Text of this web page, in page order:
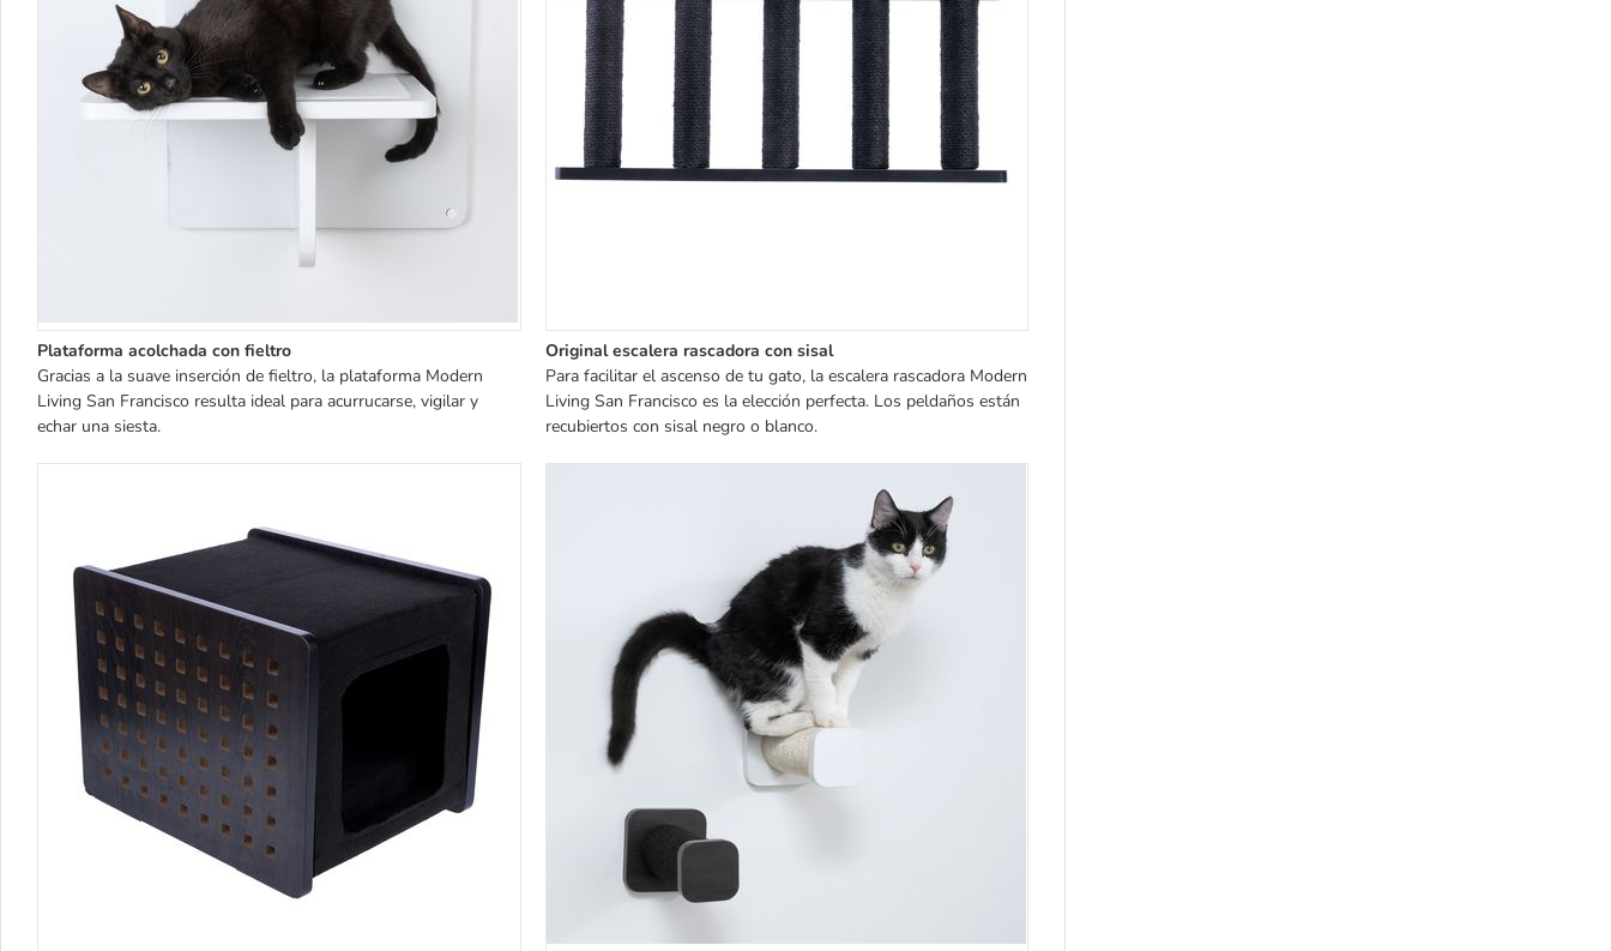
Plataforma acolchada con fieltro
Gracias a la suave inserción de fieltro, la plataforma Modern
Living San Francisco resulta ideal para acurrucarse, vigilar y
echar una siesta.
Original escalera rascadora con sisal
Para facilitar el ascenso de tu gato, la escalera rascadora Modern
Living San Francisco es la elección perfecta. Los peldaños están
recubiertos con sisal negro o blanco.